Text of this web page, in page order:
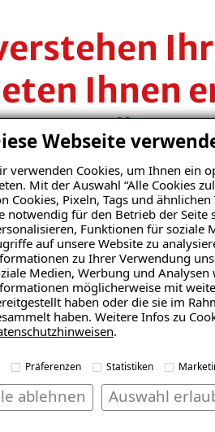
Webseite
verwenden Cookies, um Ihnen ein
Mit der Auswahl “Alle Cookies
Cookies, Pixeln, Tags und
notwendig für den Betrieb der Seite
Funktionen für soziale
auf unsere Website zu
zu Ihrer Verwendung
Medien, Werbung und
möglicherweise mit
haben oder die sie im
haben. Weitere Infos zu
.
Präferenzen Statistiken
Auswahl
ablehnen
Ihnen
im Kampf gegen
zuverlässigen Mitarbeiter
Sanierungslösung
vertrauen auf unsere